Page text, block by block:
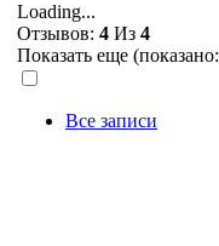
Loading...
Отзывов: 4 Из 4
Показать еще (показано:
Все записи